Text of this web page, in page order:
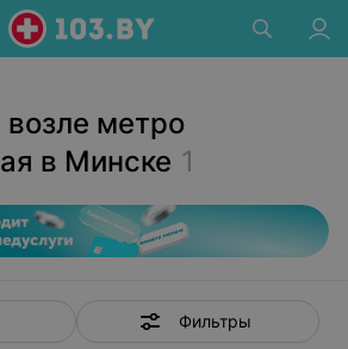
метро
в Минске 1
Фильтры